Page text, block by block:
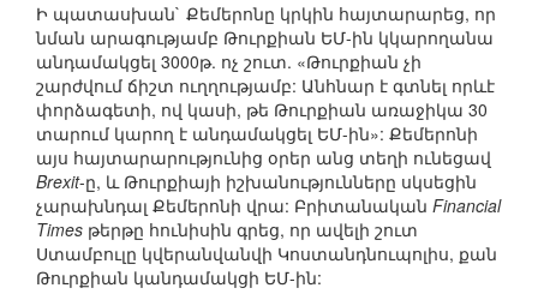
Ի պատասխան` Քեմերոնը կրկին հայտարարեց, որ
նման արագությամբ Թուրքիան ԵՄ-ին կկարողանա
անդամակցել 3000թ. ոչ շուտ. «Թուրքիան չի
շարժվում ճիշտ ուղղությամբ: Անհնար է գտնել որևէ
փորձագետի, ով կասի, թե Թուրքիան առաջիկա 30
տարում կարող է անդամակցել ԵՄ-ին»: Քեմերոնի
այս հայտարարությունից օրեր անց տեղի ունեցավ
Brexit-ը, և Թուրքիայի իշխանությունները սկսեցին
չարախնդալ Քեմերոնի վրա: Բրիտանական Financial
Times թերթը հունիսին գրեց, որ ավելի շուտ
Ստամբուլը կվերանվանվի Կոստանդնուպոլիս, քան
Թուրքիան կանդամակցի ԵՄ-ին: